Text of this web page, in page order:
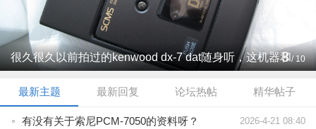
很久很久以前拍过的kenwood dx-7 dat随身听，这机器和
sharp的rx-p1完全一样 ...
3/10
最新主题 最新回复 论坛热帖 精华帖子
2026-4-21 08:40
有没有关于索尼PCM-7050的资料呀？